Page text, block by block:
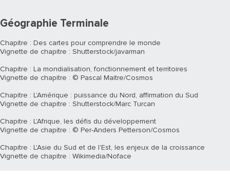
Géographie Terminale
Chapitre : Des cartes pour comprendre le monde
Vignette de chapitre : Shutterstock/javarman
Chapitre : La mondialisation, fonctionnement et territoires
Vignette de chapitre : © Pascal Maitre/Cosmos
Chapitre : L'Amérique : puissance du Nord, affirmation du Sud
Vignette de chapitre : Shutterstock/Marc Turcan
Chapitre : L'Afrique, les défis du développement
Vignette de chapitre : © Per-Anders Petterson/Cosmos
Chapitre : L'Asie du Sud et de l'Est, les enjeux de la croissance
Vignette de chapitre : Wikimedia/Noface